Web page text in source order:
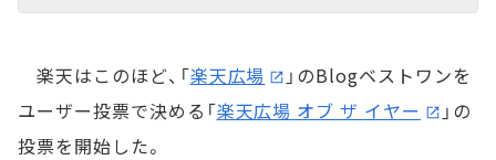
楽天はこのほど、「楽天広場
」のBlogベストワンを
ユーザー投票で決める「楽天広場 オブ ザ イヤー
」の
投票を開始した。